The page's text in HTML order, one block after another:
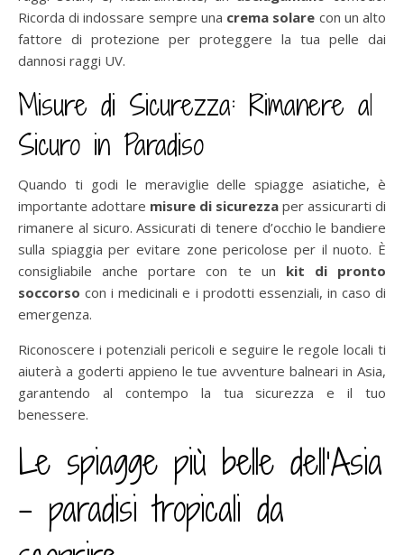
Ricorda di indossare sempre una crema solare con un alto
fattore di protezione per proteggere la tua pelle dai
dannosi raggi UV.
Misure di Sicurezza: Rimanere al
Sicuro in Paradiso
Quando ti godi le meraviglie delle spiagge asiatiche, è
importante adottare misure di sicurezza per assicurarti di
rimanere al sicuro. Assicurati di tenere d’occhio le bandiere
sulla spiaggia per evitare zone pericolose per il nuoto. È
consigliabile anche portare con te un kit di pronto
soccorso con i medicinali e i prodotti essenziali, in caso di
emergenza.
Riconoscere i potenziali pericoli e seguire le regole locali ti
aiuterà a goderti appieno le tue avventure balneari in Asia,
garantendo al contempo la tua sicurezza e il tuo
benessere.
Le spiagge più belle dell’Asia
– paradisi tropicali da